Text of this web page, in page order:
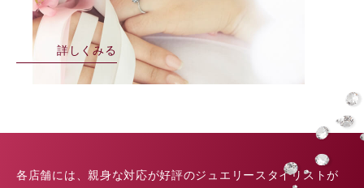
詳しくみる
各店舗には、親身な対応が好評のジュエリースタイリストが